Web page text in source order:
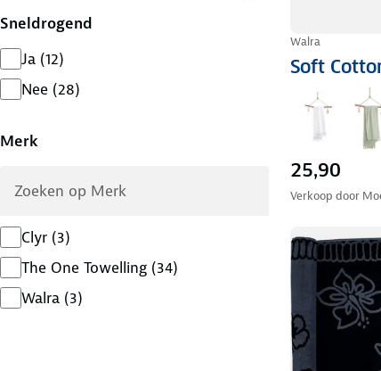
Sneldrogend
Ja (12)
Nee (28)
Merk
Clyr (3)
The One Towelling (34)
Walra (3)
Walra
Soft
25,90
Verkoop door